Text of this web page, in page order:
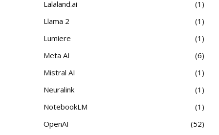
Lalaland.ai
1
Llama 2
1
Lumiere
1
Meta AI
6
Mistral AI
1
Neuralink
1
NotebookLM
1
OpenAI
52